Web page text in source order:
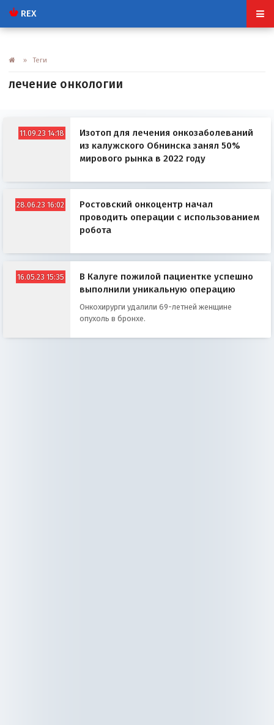
REX
» Теги
лечение онкологии
11.09.23 14:18
Изотоп для лечения онкозаболеваний
из калужского Обнинска занял 50%
мирового рынка в 2022 году
28.06.23 16:02
Ростовский онкоцентр начал
проводить операции с использованием
робота
16.05.23 15:35
В Калуге пожилой пациентке успешно
выполнили уникальную операцию
Онкохирурги удалили 69-летней женщине
опухоль в бронхе.